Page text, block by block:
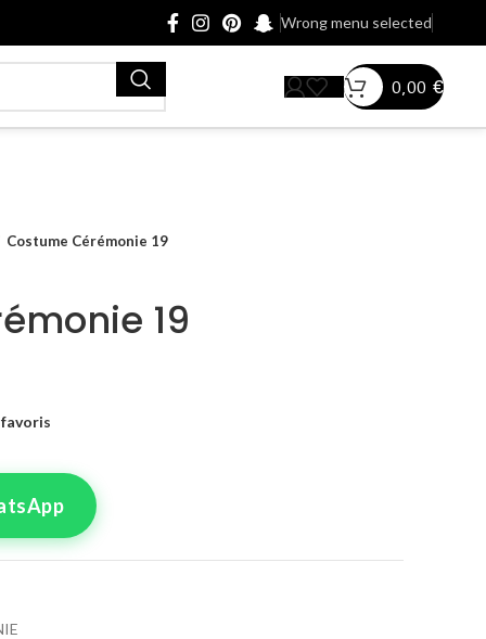
Wrong menu selected
0,00€
Costume Cérémonie 19
19